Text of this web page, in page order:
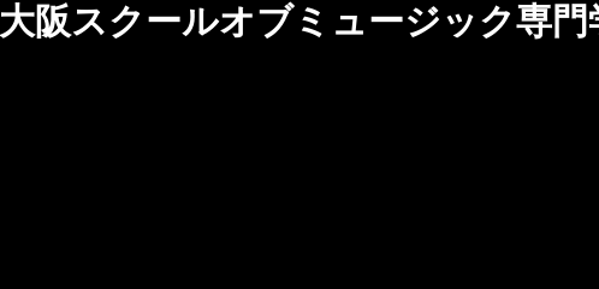
大阪スクールオブミュージック専門